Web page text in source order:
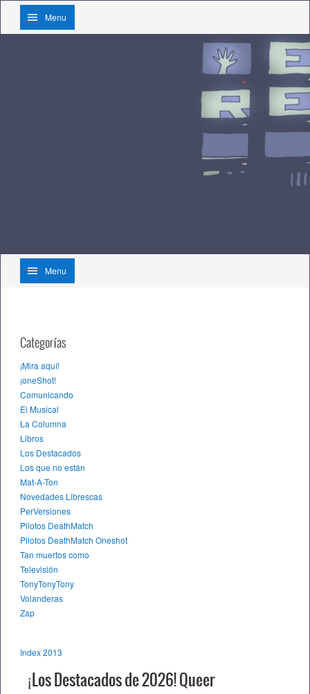
Menu
Menu
Categorías
¡Mira aquí!
¡oneShot!
Comunicando
El Musical
La Columna
Libros
Los Destacados
Los que no están
Mat-A-Ton
Novedades Librescas
PerVersiones
Pilotos DeathMatch
Pilotos DeathMatch Oneshot
Tan muertos como
Televisión
TonyTonyTony
Volanderas
Zap
Index 2013
¡Los Destacados de 2026! Queer